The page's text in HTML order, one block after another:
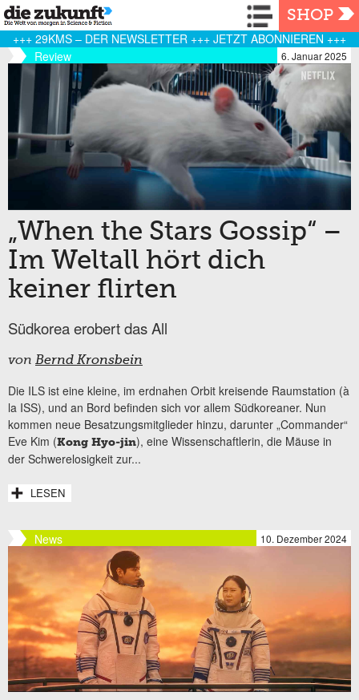
Navigation
SHOP
+++ 29KMS – DER NEWSLETTER +++ JETZT ABONNIEREN +++
Review
6. Januar 2025
„When the Stars Gossip“ –
Im Weltall hört dich
keiner flirten
Südkorea erobert das All
von Bernd Kronsbein
Die ILS ist eine kleine, im erdnahen Orbit kreisende Raumstation (à
la ISS), und an Bord befinden sich vor allem Südkoreaner. Nun
kommen neue Besatzungsmitglieder hinzu, darunter „Commander“
Eve Kim (Kong Hyo-jin), eine Wissenschaftlerin, die Mäuse in
der Schwerelosigkeit zur...
LESEN
News 10. Dezember 2024